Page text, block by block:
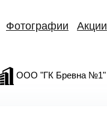
Фотографии Акции
ООО "ГК Бревна №1"